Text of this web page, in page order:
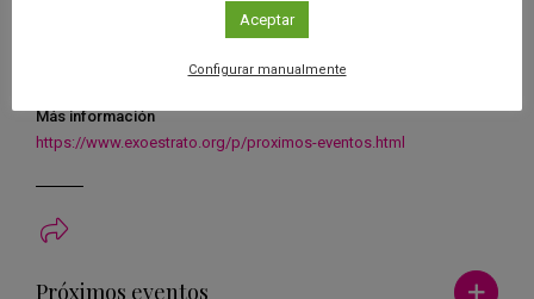
mediáticos e importantes como la colonización espacial (¿cuál es
nuestra siguiente parada?), los posibles primeros viajes a otras
estrellas y la ética espacial.
Más información
https://www.exoestrato.org/p/proximos-eventos.html
Próximos eventos Ver más
Aceptar
Configurar manualmente